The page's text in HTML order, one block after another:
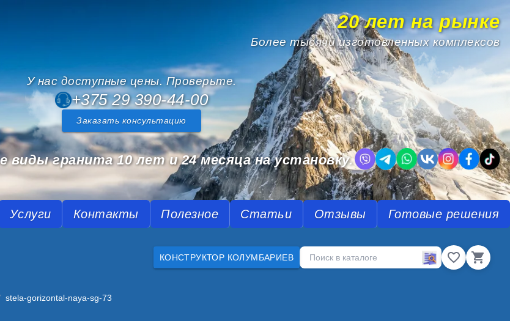
20 лет на рынке
Более тысячи изготовленных комплексов
У нас доступные цены. Проверьте.
+375 29 390-44-00
Заказать консультацию
виды гранита 10 лет и 24 месяца на установку.
Услуги Контакты Полезное Статьи Отзывы Готовые решения
КОНСТРУКТОР КОЛУМБАРИЕВ
stela-gorizontal-naya-sg-73